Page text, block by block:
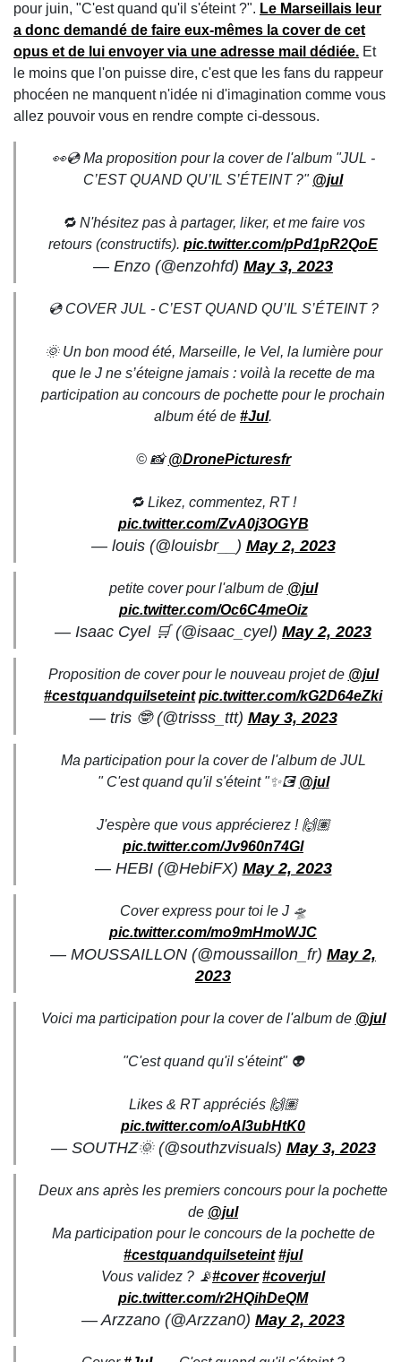
pour juin, "C'est quand qu'il s'éteint ?". Le Marseillais leur
a donc demandé de faire eux-mêmes la cover de cet
opus et de lui envoyer via une adresse mail dédiée. Et
le moins que l'on puisse dire, c'est que les fans du rappeur
phocéen ne manquent n'idée ni d'imagination comme vous
allez pouvoir vous en rendre compte ci-dessous.
👀💿 Ma proposition pour la cover de l'album "JUL -
C’EST QUAND QU’IL S’ÉTEINT ?" @jul
🔁 N'hésitez pas à partager, liker, et me faire vos
retours (constructifs). pic.twitter.com/pPd1pR2QoE
— Enzo (@enzohfd) May 3, 2023
💿 COVER JUL - C’EST QUAND QU’IL S’ÉTEINT ?
🌞 Un bon mood été, Marseille, le Vel, la lumière pour
que le J ne s’éteigne jamais : voilà la recette de ma
participation au concours de pochette pour le prochain
album été de #Jul.
© 📸@DronePicturesfr
🔁 Likez, commentez, RT !
pic.twitter.com/ZvA0j3OGYB
— louis (@louisbr__) May 2, 2023
petite cover pour l'album de @jul
pic.twitter.com/Oc6C4meOiz
— Isaac Cyel 🛒 (@isaac_cyel) May 2, 2023
Proposition de cover pour le nouveau projet de @jul
#cestquandquilseteint pic.twitter.com/kG2D64eZki
— tris 🤓 (@trisss_ttt) May 3, 2023
Ma participation pour la cover de l'album de JUL
" C'est quand qu'il s'éteint "✨💽 @jul
J'espère que vous apprécierez ! 🙌🏽
pic.twitter.com/Jv960n74Gl
— HEBI (@HebiFX) May 2, 2023
Cover express pour toi le J 🛸
pic.twitter.com/mo9mHmoWJC
— MOUSSAILLON (@moussaillon_fr) May 2,
2023
Voici ma participation pour la cover de l'album de @jul
"C'est quand qu'il s'éteint" 👽
Likes & RT appréciés 🙌🏽
pic.twitter.com/oAl3ubHtK0
— SOUTHZ🌞 (@southzvisuals) May 3, 2023
Deux ans après les premiers concours pour la pochette
de @jul
Ma participation pour le concours de la pochette de
#cestquandquilseteint #jul
Vous validez ? 📡#cover #coverjul
pic.twitter.com/r2HQihDeQM
— Arzzano (@Arzzan0) May 2, 2023